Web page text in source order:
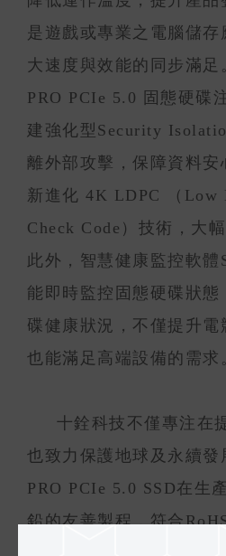
是遊戲或專業之電腦儲存
大速度與效能的同步滿足
PRO PCIe 5.0 固態硬碟
建強化型Security
離外部攻擊，保障資料安
新進化 4K LDPC （Low
Check Code）技術，大
此外，智慧健康監控軟
能即時監控固態硬碟狀態
碟健康狀況，不僅提升電
也能滿足高端設備的需求
十銓科技不僅專注在
也致力保護地球及永續發
PRO PCIe 5.0 SSD在生
鉛的友善製程，符合